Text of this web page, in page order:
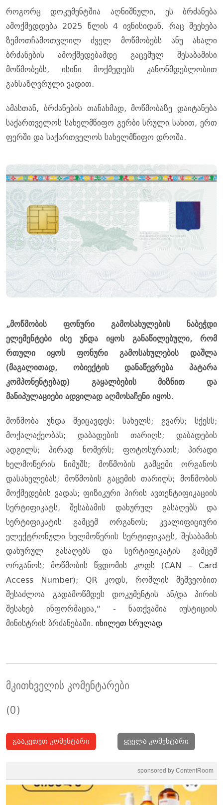
როგორც დოკუმენტშია აღნიშნული, ეს ბრძანება
ამოქმედდება 2025 წლის 4 ივნისიდან. რაც შეეხება
ზემოთჩამოთვლილ ძველ მოწმობებს ანუ ახალი
ბრძანების ამოქმედებამდე გაცემულ შესაბამისი
მოწმობებს, ისინი მოქმედებს კანონმდებლობით
განსაზღვრული ვადით.
ამასთან, ბრძანების თანახმად, მოწმობაზე დაიტანება
საქართველოს სახელმწიფო გერბი სრული სახით, ერთ
ფერში და საქართველოს სახელმწიფო დროშა.
„მოწმობის ფონური გამოსახულების ნაბეჭდი
ელემენტები ისე უნდა იყოს განაწილებული, რომ
რთული იყოს ფონური გამოსახულების დაშლა
(მაგალითად, ობიექტის დანაწევრება პატარა
კომპონენტებად) გაყალბების მიზნით და
მანიპულაციები ადვილად აღმოსაჩენი იყოს.
მოწმობა უნდა შეიცავდეს: სახელს; გვარს; სქესს;
მოქალაქეობას; დაბადების თარიღს; დაბადების
ადგილს; პირად ნომერს; ფოტოსურათს; პირადი
ხელმოწერის ნიმუშს; მოწმობის გამცემი ორგანოს
დასახელებას; მოწმობის გაცემის თარიღს; მოწმობის
მოქმედების ვადას; ფიზიკური პირის ავთენტიფიკაციის
სერტიფიკატს, შესაბამის დახურულ გასაღებს და
სერტიფიკატის გამცემ ორგანოს; კვალიფიციური
ელექტრონული ხელმოწერის სერტიფიკატს, შესაბამის
დახურულ გასაღებს და სერტიფიკატის გამცემ
ორგანოს; მოწმობის წვდომის კოდს (CAN – Card
Access Number); QR კოდს, რომლის მეშვეობით
შესაძლოა გადამოწმდეს დოკუმენტის ან/და პირის
შესახებ ინფორმაცია,“ - ნათქვამია იუსტიციის
მინისტრის ბრძანებაში. იხილეთ სრულად
მკითხველის კომენტარები
(0)
გააკეთეთ კომენტარი ყველა კომენტარი
sponsored by ContentRoom